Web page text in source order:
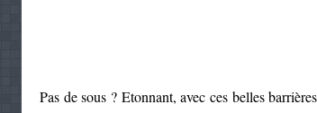
Pas de sous ? Etonnant, avec ces belles